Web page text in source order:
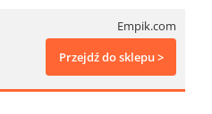
Empik.com
Przejdź do sklepu >